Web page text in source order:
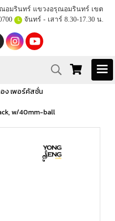
อมรินทร์ แขวงอรุณอมรินทร์ เขต
จันทร์ - เสาร์ 8.30-17.30 น.
ง เพอร์คัสชั่น
w/40mm-ball